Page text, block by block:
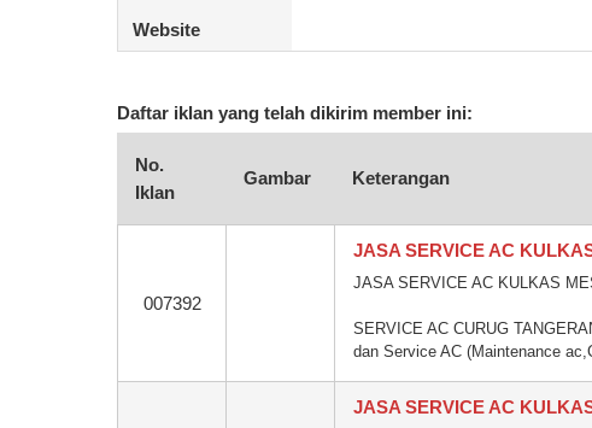
Website
Daftar iklan yang telah dikirim member ini:
No.
Iklan
Gambar Keterangan
007392
JASA SERVICE AC
JASA SERVICE AC KULKAS
SERVICE AC CURUG
dan Service AC (Maintenance
JASA SERVICE AC